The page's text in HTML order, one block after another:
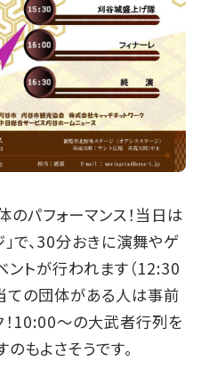
のパフォーマンス！当日は
で、30分おきに演舞やゲ
ントが行われます（12:30
ての団体がある人は事前
！10:00～の大武者行列を
もよさそうです。